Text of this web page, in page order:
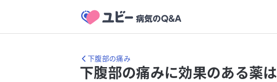
下腹部の痛み
下腹部の痛みに効果のある薬